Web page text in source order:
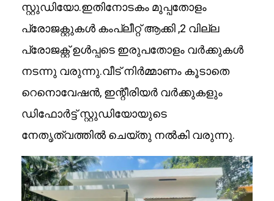
സ്റ്റുഡിയോ.ഇതിനോടകം മുപ്പതോളം
പ്രോജക്റ്റുകൾ കംപ്ലീറ്റ് ആക്കി ,2 വില്ല
പ്രോജക്റ്റ് ഉൾപ്പടെ ഇരുപതോളം വർക്കുകൾ
നടന്നു വരുന്നു.വീട് നിർമ്മാണം കൂടാതെ
റെനൊവേഷൻ, ഇന്റീരിയർ വർക്കുകളും
ഡിഫോർട്ട് സ്റ്റുഡിയോയുടെ
നേതൃത്വത്തിൽ ചെയ്തു നൽകി വരുന്നു.